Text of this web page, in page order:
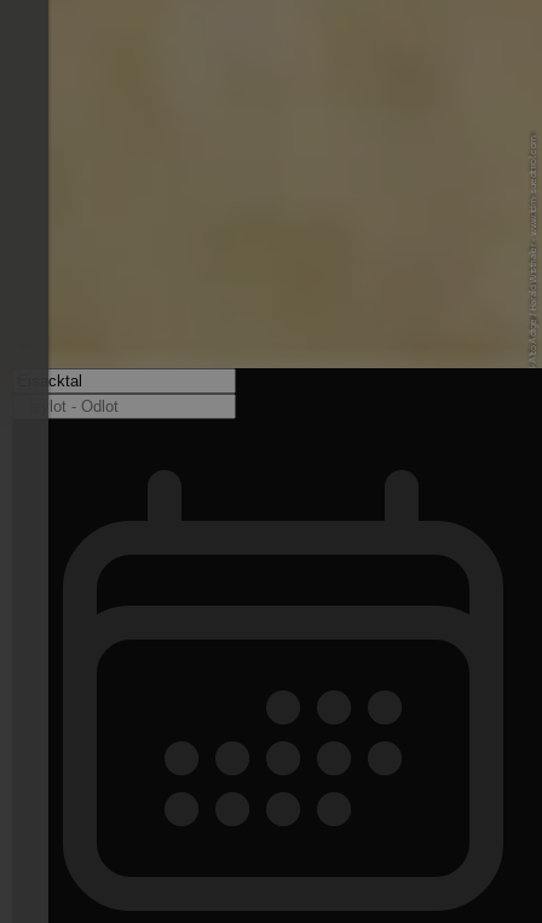
© IDM Südtirol-Alto Adige / Harald Wisthaler - www.idm-suedtirol.com